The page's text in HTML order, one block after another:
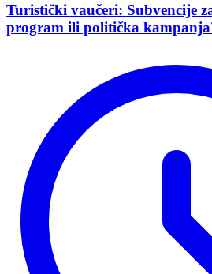
Turistički vaučeri: Subvencije
program ili politička